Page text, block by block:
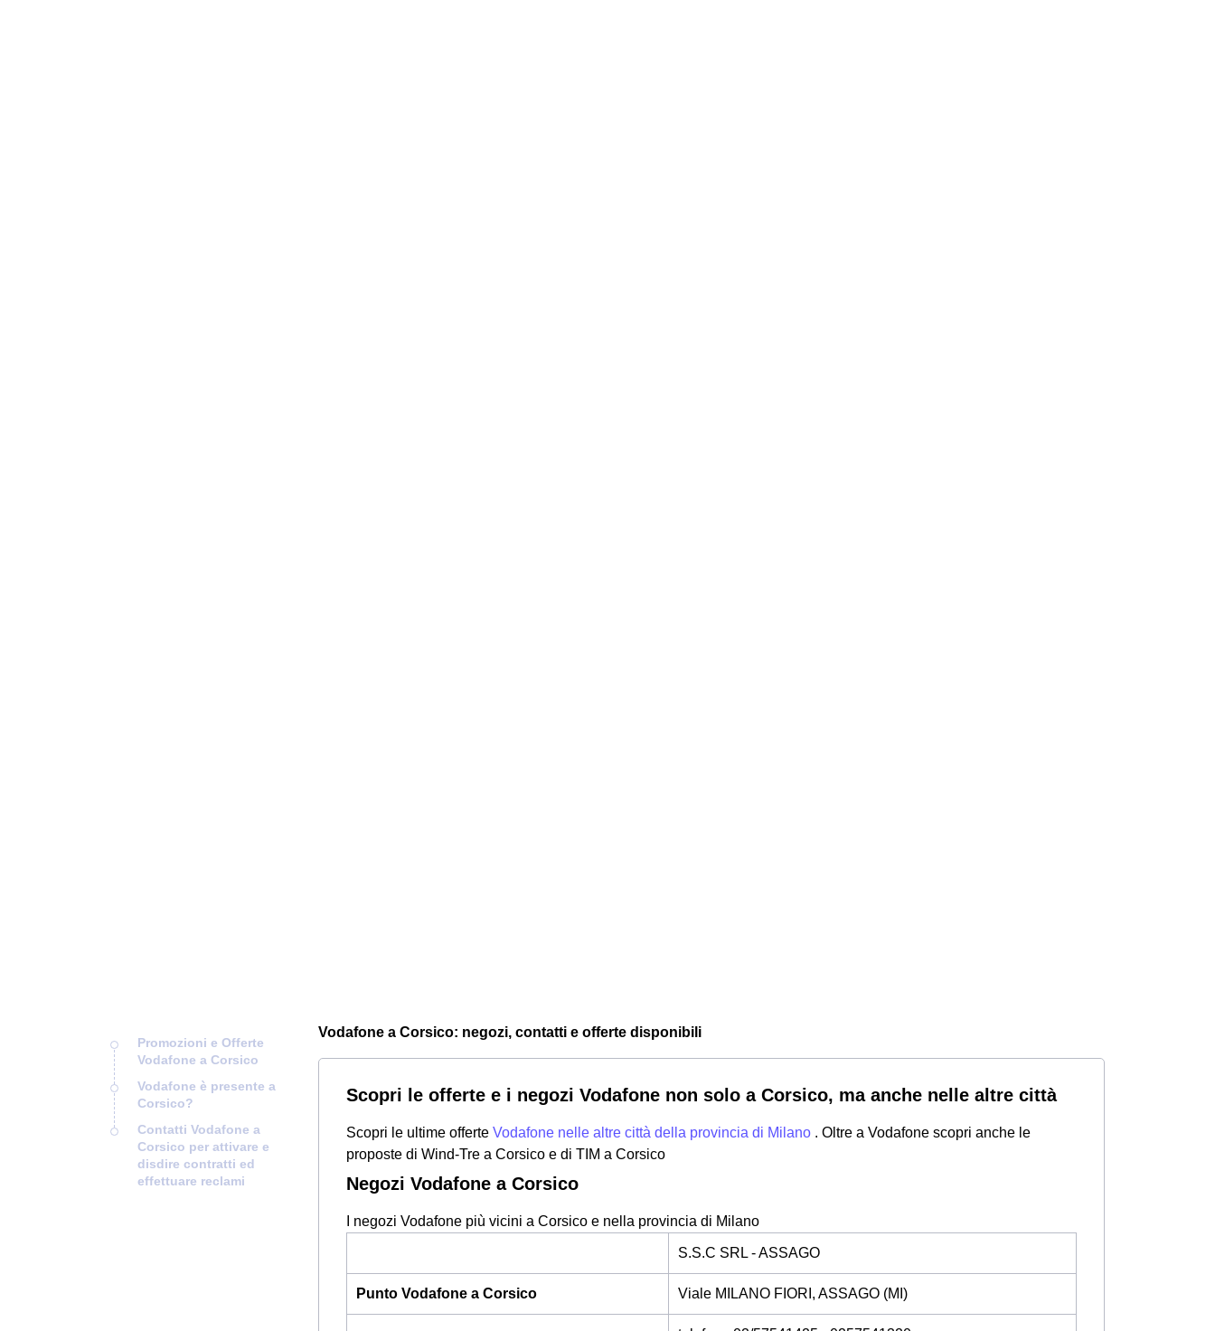
Promozioni e Offerte
Vodafone a Corsico
Vodafone è presente a
Corsico?
Contatti Vodafone a
Corsico per attivare e
disdire contratti ed
effettuare reclami
Vodafone a Corsico: negozi, contatti e offerte disponibili
Scopri le offerte e i negozi Vodafone non solo a Corsico, ma anche nelle altre città
Scopri le ultime offerte Vodafone nelle altre città della provincia di Milano . Oltre a Vodafone scopri anche le
proposte di Wind-Tre a Corsico e di TIM a Corsico
Negozi Vodafone a Corsico
I negozi Vodafone più vicini a Corsico e nella provincia di Milano
S.S.C SRL - ASSAGO
Punto Vodafone a Corsico Viale MILANO FIORI, ASSAGO (MI)